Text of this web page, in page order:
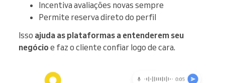
Incentiva avaliações novas sempre
Permite reserva direto do perfil
Isso ajuda as plataformas a entenderem seu
negócio e faz o cliente confiar logo de cara.